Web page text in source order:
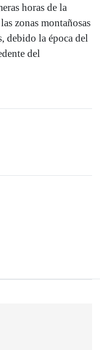
horas de la
zonas montañosas
debido la época del
del